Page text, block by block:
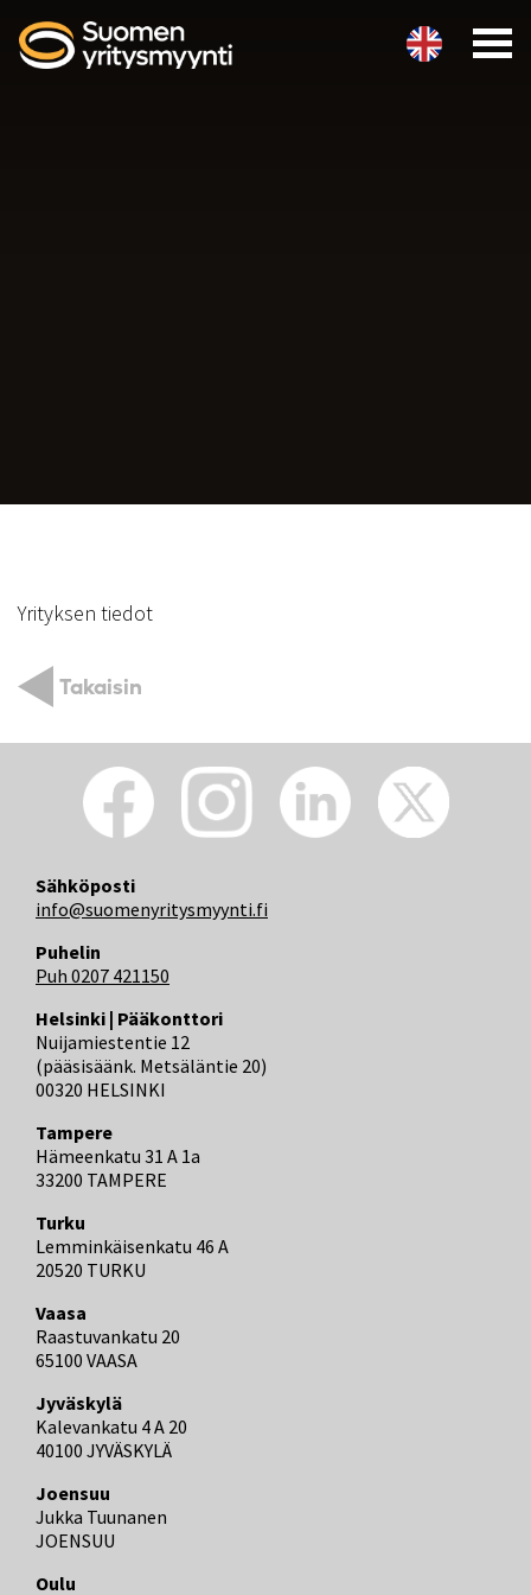
Yrityksen tiedot
Takaisin
Sähköposti
info@suomenyritysmyynti.fi
Puhelin
Puh 0207 421150
Helsinki | Pääkonttori
Nuijamiestentie 12
(pääsisäänk. Metsäläntie 20)
00320 HELSINKI
Tampere
Hämeenkatu 31 A 1a
33200 TAMPERE
Turku
Lemminkäisenkatu 46 A
20520 TURKU
Vaasa
Raastuvankatu 20
65100 VAASA
Jyväskylä
Kalevankatu 4 A 20
40100 JYVÄSKYLÄ
Joensuu
Jukka Tuunanen
JOENSUU
Oulu